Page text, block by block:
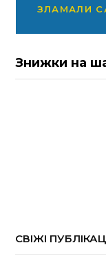
ЗЛАМАЛИ
Знижки на
СВІЖІ